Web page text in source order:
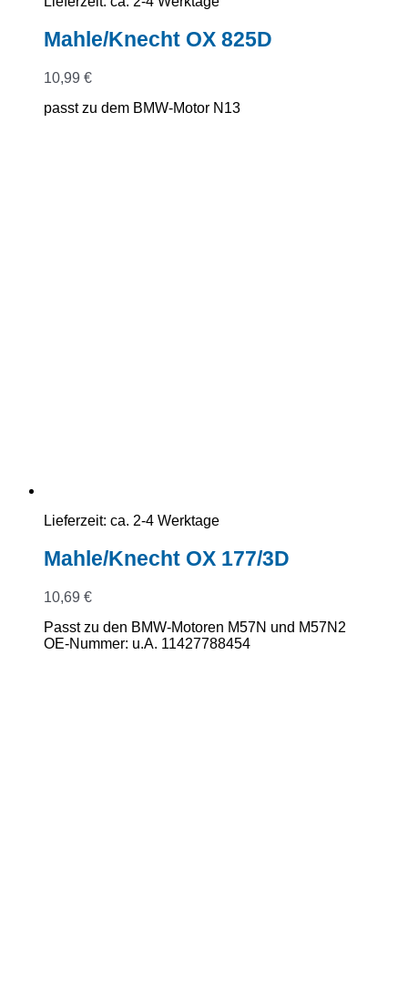
Mahle/Knecht OX 825D
10,99 €
passt zu dem BMW-Motor N13
Lieferzeit: ca. 2-4 Werktage
Mahle/Knecht OX 177/3D
10,69 €
Passt zu den BMW-Motoren M57N und M57N2
OE-Nummer: u.A. 11427788454